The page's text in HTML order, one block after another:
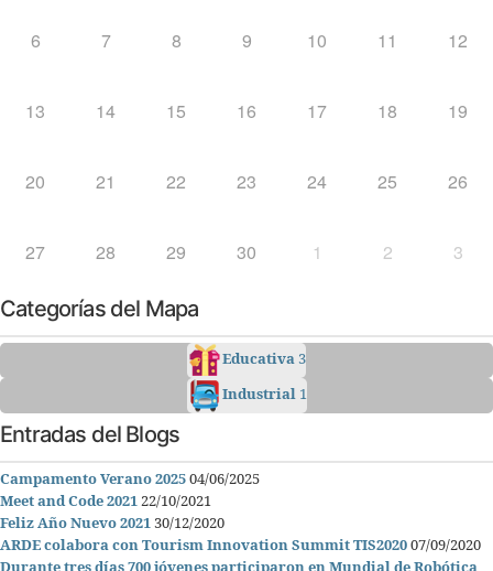
6 7 8 9 10 11 12
13 14 15 16 17 18 19
20 21 22 23 24 25 26
27 28 29 30 1 2 3
Categorías del Mapa
Educativa3
Industrial 1
Entradas del Blogs
Campamento Verano 202504/06/2025
Meet and Code 202122/10/2021
Feliz Año Nuevo 202130/12/2020
ARDE colabora con Tourism Innovation Summit TIS202007/09/2020